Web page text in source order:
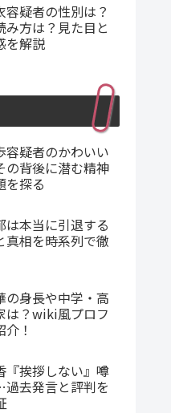
容疑者の性別は？
み方は？見た目と
を解説
容疑者のかわいい
の背後に潜む精神
を探る
は本当に引退する
真相を時系列で徹
の身長や中学・高
は？wiki風プロフ
！
『挨拶しない』噂
去発言と評判を